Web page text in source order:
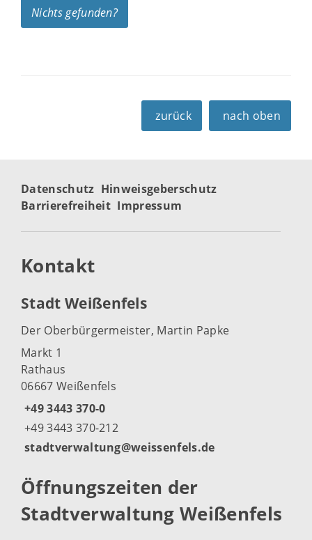
Nichts gefunden?
zurück nach oben
Datenschutz Hinweisgeberschutz
Barrierefreiheit Impressum
Kontakt
Stadt Weißenfels
Der Oberbürgermeister, Martin Papke
Markt 1
Rathaus
06667 Weißenfels
+49 3443 370-0
+49 3443 370-212
stadtverwaltung@weissenfels.de
Öffnungszeiten der
Stadtverwaltung Weißenfels